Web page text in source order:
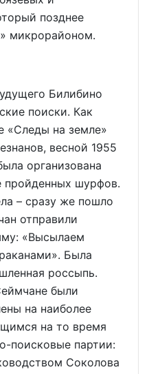
позднее
микрорайоном.
Билибино
поиски. Как
«Следы на земле»
весной 1955
организована
пройденных шурфов.
– сразу же пошло
отправили
«Высылаем
Была
россыпь.
были
на наиболее
на то время
поисковые партии:
Соколова